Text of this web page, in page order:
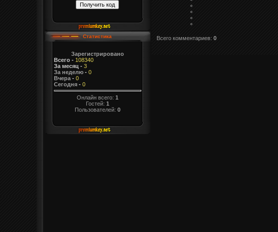
Статистика
Зарегистрировано
Всего- 108340
За месяц - 3
За неделю- 0
Вчера- 0
Сегодня- 0
Онлайн всего: 1
Гостей: 1
Пользователей: 0
Всего комментариев: 0